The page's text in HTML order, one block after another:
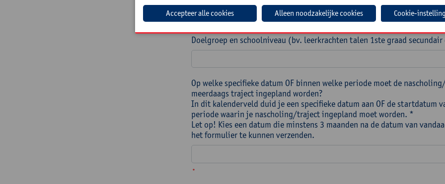
Doelgroep en schoolniveau (bv. leerkrachten talen 1ste graad
Op welke specifieke datum OF binnen welke periode moet de
meerdaags traject ingepland worden?
In dit kalenderveld duid je een specifieke datum aan OF de startdatum
periode waarin je nascholing/traject ingepland moet worden. *
Let op! Kies een datum die minstens 3 maanden na de datum van
het formulier te kunnen verzenden.
*
Cookie-